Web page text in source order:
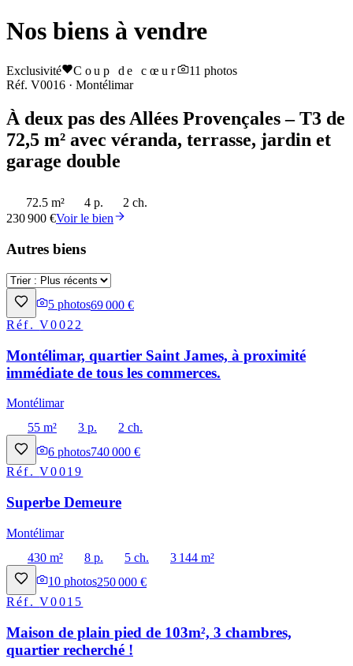
Nos biens à vendre
Exclusivité Coup de cœur 11 photos
Réf. V0016 · Montélimar
À deux pas des Allées Provençales – T3 de
72,5 m² avec véranda, terrasse, jardin et
garage double
72.5 m² 4 p.
2 ch.
230 900 €Voir le bien
Autres biens
5 photos69 000 €
Réf.V0022
Montélimar, quartier Saint James, à proximité
immédiate de tous les commerces.
Montélimar
55 m²
3 p.
2 ch.
6 photos740 000 €
Réf.V0019
Superbe Demeure
Montélimar
430 m²
8 p. 5 ch.
3 144 m²
10 photos250 000 €
Réf.V0015
Maison de plain pied de 103m², 3 chambres,
quartier recherché !